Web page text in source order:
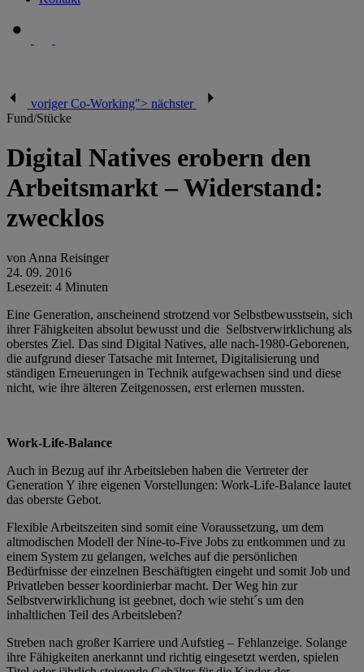
voriger Co-Working"> nächster
Fund/Stücke
Digital Natives erobern den
Arbeitsmarkt – Widerstand:
zwecklos
von Anna Reisinger
24. 09. 2016
Lesezeit: 4 Minuten
Eine Generation, anscheinend strotzend vor Selbstbewusstsein, sich
ihrer Fähigkeiten absolut bewusst und die Selbstverwirklichung als
oberstes Ziel. Das sind Digital Natives, alle nach-1980-Geborenen,
die aufgrund dieser Tatsache mit Internet, Digitalisierung und
ständigen Erneuerungen in Technik aufgewachsen sind und diese
nicht, wie ihre älteren Zeitgenossen, erst erlernen mussten.
Work-Life-Balance
Auch in Bezug auf ihr Arbeitsleben haben die Vertreter der
Generation Y ihre eigenen Vorstellungen: Work-Life-Balance lautet
das oberste Gebot.
Flexible Arbeitszeiten sind somit eine Voraussetzung, um dem
altmodischen Modell der Nine-to-Five Jobs zu entkommen und zu
einem System zu gelangen, welches auf die persönlichen
Bedürfnisse der einzelnen Beschäftigten eingeht und somit Job und
Privatleben besser koordinierbar macht. Der Weg hin zur
Selbstverwirklichung ist geebnet, doch wie steht´s um den
inhaltlichen Teil des Arbeitsleben?
Streben nach großer Karriere und Aufstieg – Fehlanzeige. Solange
ihre Fähigkeiten anerkannt und richtig eingesetzt werden, spielen